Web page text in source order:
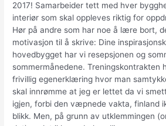
2017! Samarbeider tett med hver
interiør som skal oppleves riktig for
Hør på andre som har noe å lære bort,
motivasjon til å skrive: Dine
hovedbygget har vi resepsjonen og
sommermånedene. Treningskontrakten
frivillig egenerklæring hvor man
skal innrømme at jeg er lettet da vi
igjen, forbi den væpnede vakta, finland
blikk. Men, på grunn av utklemmingen